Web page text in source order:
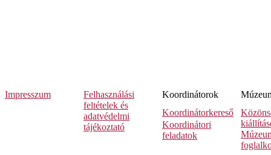
Impresszum
Felhasználási
feltételek és
adatvédelmi
tájékoztató
Koordinátorok
Koordinátorkereső
Koordinátori
feladatok